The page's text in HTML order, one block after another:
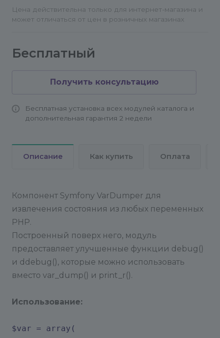
Цена действительна только для интернет-магазина и
может отличаться от цен в розничных магазинах
Бесплатный
Получить консультацию
Бесплатная установка всех модулей каталога и
дополнительная гарантия 2 недели
Описание Как купить Оплата
Компонент Symfony VarDumper для
извлечения состояния из любых переменных
PHP.
Построенный поверх него, модуль
предоставляет улучшенные функции debug()
и ddebug(), которые можно использовать
вместо var_dump() и print_r().
Использование:
$var = array(